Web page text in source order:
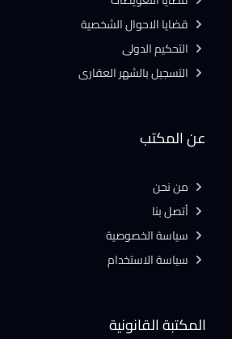
المكتبة القانونية
عن المكتب
من نحن
أتصل بنا
سياسة الخصوصية
سياسة الاستخدام
قضايا الاحوال الشخصية
التحكيم الدولى
التسجيل بالشهر العقارى